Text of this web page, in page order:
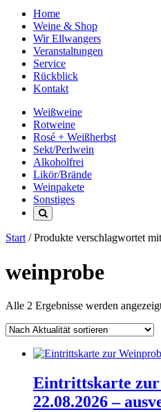
Home
Weine & Shop
Wir Ellwangers
Veranstaltungen
Service
Rückblick
Kontakt
Weißweine
Rotweine
Rosé + Weißherbst
Sekt/Perlwein
Alkoholfrei
Likör/Brände
Weinpakete
Sonstiges
Start / Produkte verschlagwortet
weinprobe
Alle 2 Ergebnisse werden
Eintrittskarte zur
22.08.2026 –